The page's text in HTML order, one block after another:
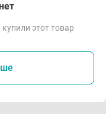
этот товар